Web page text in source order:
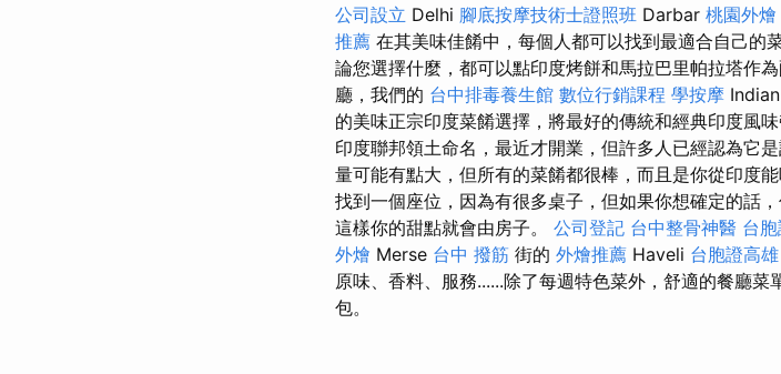
公司設立 Delhi 腳底按摩技術士證照班 Darbar 桃園外燴
推薦 在其美味佳餚中，每個人都可以找到最適合自己的
論您選擇什麼，都可以點印度烤餅和馬拉巴里帕拉塔作為
廳，我們的 台中排毒養生館 數位行銷課程 學按摩 Indian
的美味正宗印度菜餚選擇，將最好的傳統和經典印度風
印度聯邦領土命名，最近才開業，但許多人已經認為它
量可能有點大，但所有的菜餚都很棒，而且是你從印度
找到一個座位，因為有很多桌子，但如果你想確定的話
這樣你的甜點就會由房子。 公司登記 台中整骨神醫 台
外燴 Merse 台中 撥筋 街的 外燴推薦 Haveli 台胞證高雄
原味、香料、服務......除了每週特色菜外，舒適的餐廳
包。